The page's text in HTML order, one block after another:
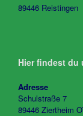
89446 Reistingen
Hier findest du
Adresse
Schulstraße 7
89446 Ziertheim